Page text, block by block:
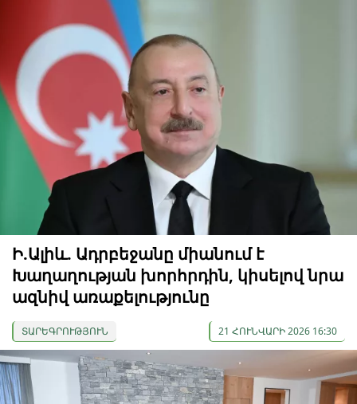
Ի.Ալիև. Ադրբեջանը միանում է
Խաղաղության խորհրդին, կիսելով նրա
ազնիվ առաքելությունը
ՏԱՐԵԳՐՈՒԹՅՈՒՆ 21 ՀՈՒՆՎԱՐԻ 2026 16:30